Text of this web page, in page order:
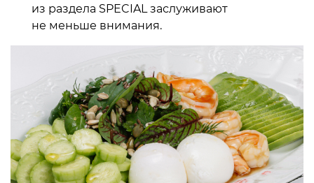
из раздела SPECIAL заслуживают
не меньше внимания.